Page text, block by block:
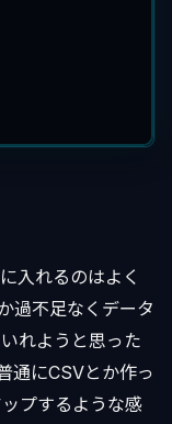
入れるのはよく
過不足なくデータ
れようと思った
通にCSVとか作っ
プするような感